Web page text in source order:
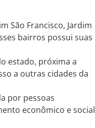
São Francisco, Jardim
bairros possui suas
estado, próxima a
a outras cidades da
por pessoas
econômico e social